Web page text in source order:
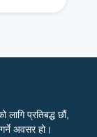
लागि प्रतिबद्ध छौं,
अवसर हो।